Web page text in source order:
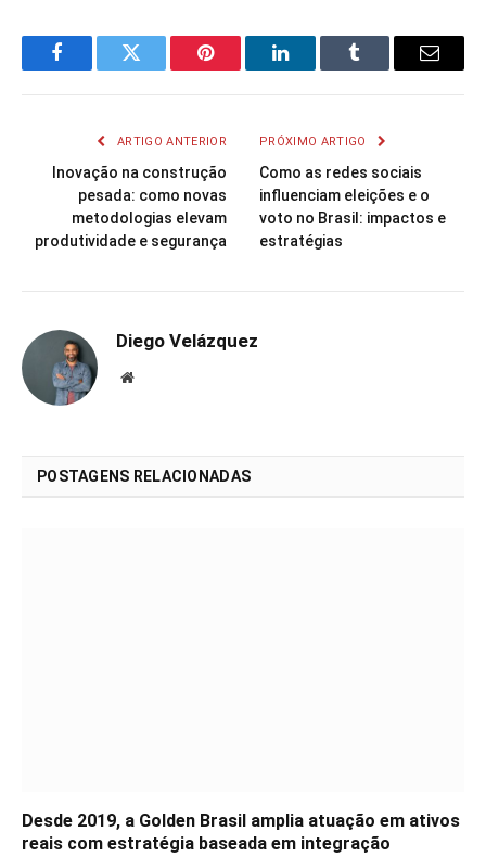
FacebookTwitter Pinterest LinkedInTumblr Email
ARTIGO ANTERIOR
Inovação na construção
pesada: como novas
metodologias elevam
produtividade e segurança
PRÓXIMO ARTIGO
Como as redes sociais
influenciam eleições e o
voto no Brasil: impactos e
estratégias
Diego Velázquez
Website
POSTAGENS RELACIONADAS
Desde 2019, a Golden Brasil amplia atuação em ativos
reais com estratégia baseada em integração